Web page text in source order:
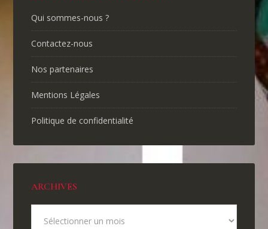
Qui sommes-nous ?
Contactez-nous
Nos partenaires
Mentions Légales
Politique de confidentialité
ARCHIVES